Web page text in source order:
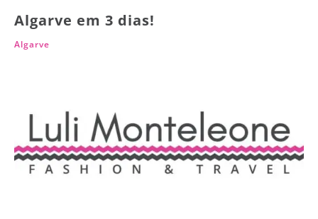
Algarve em 3 dias!
Algarve